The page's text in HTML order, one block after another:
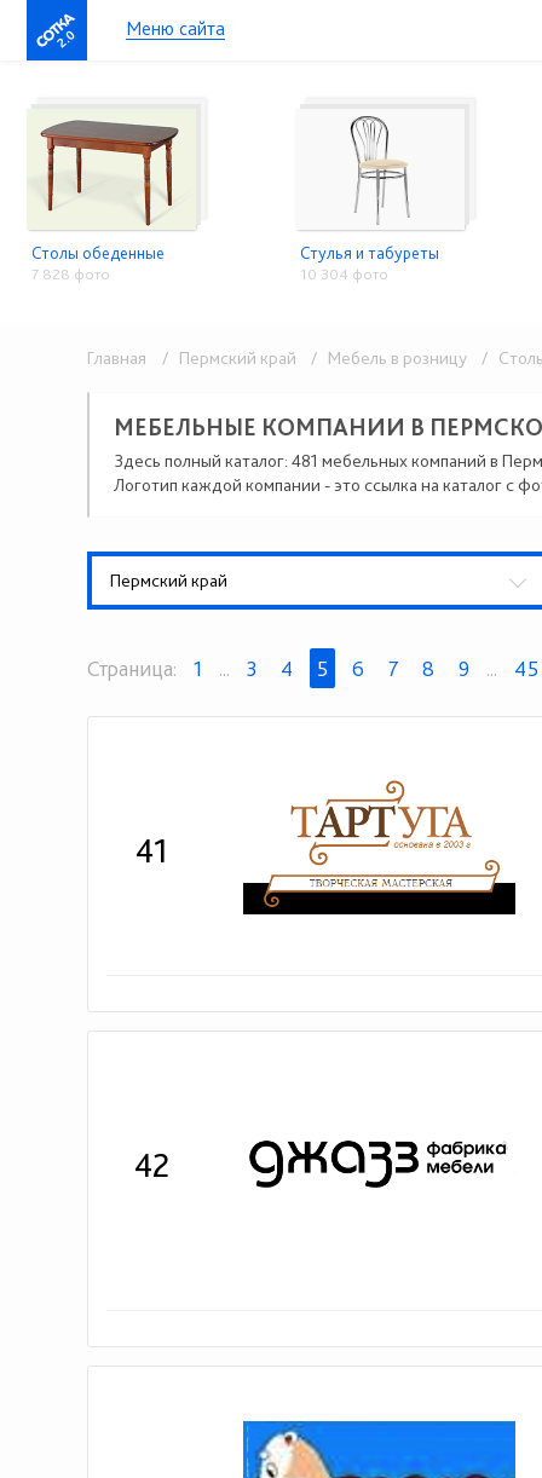
2.0 Меню сайта
Столы обеденные
7 828 фото
Стулья и табуреты
10 304 фото
Главная / Пермский край / Мебель в розницу /
МЕБЕЛЬНЫЕ КОМПАНИИ В
Здесь полный каталог: 481 мебельных компаний в
Логотип каждой компании - это ссылка на каталог с
Пермский край
Страница: 1 ... 3 4 5 6 7 8 9 ... 45
41
42